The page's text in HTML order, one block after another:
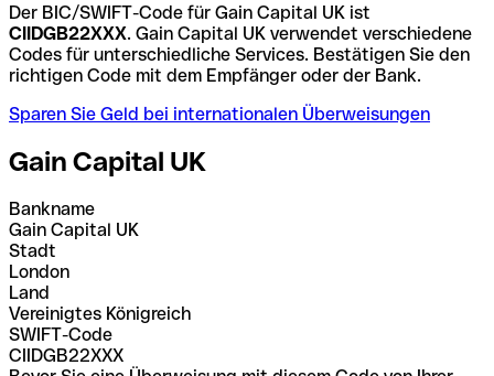
Der BIC/SWIFT-Code für Gain Capital UK ist
CIIDGB22XXX. Gain Capital UK verwendet verschiedene
Codes für unterschiedliche Services. Bestätigen Sie den
richtigen Code mit dem Empfänger oder der Bank.
Sparen Sie Geld bei internationalen Überweisungen
Gain Capital UK
Bankname
Gain Capital UK
Stadt
London
Land
Vereinigtes Königreich
SWIFT-Code
CIIDGB22XXX